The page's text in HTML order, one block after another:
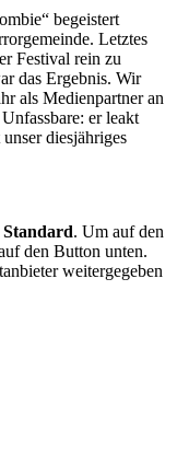
begeistert
Letztes
Festival rein zu
das Ergebnis. Wir
als Medienpartner an
er leakt
diesjähriges
Standard. Um auf den
den Button unten.
weitergegeben